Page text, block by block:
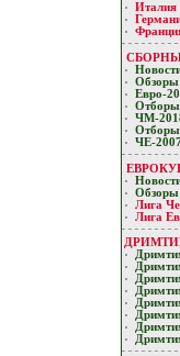
Италия
Обзоры
Евро-
Отборы
ЧМ-
ЧЕ-
Обзоры
Лигa
Лига